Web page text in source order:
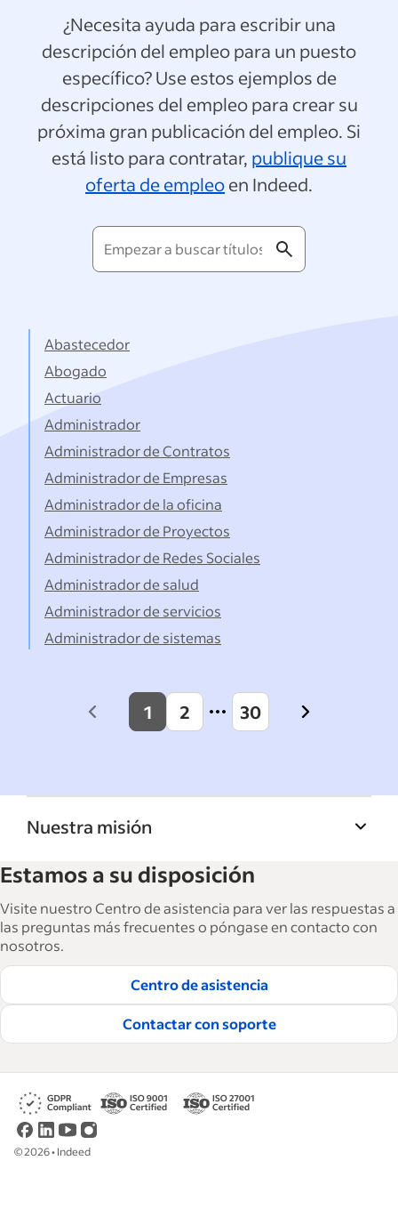
¿Necesita ayuda para escribir una
descripción del empleo para un puesto
específico? Use estos ejemplos de
descripciones del empleo para crear su
próxima gran publicación del empleo. Si
está listo para contratar, publique su
oferta de empleoen Indeed.
Empezar
a
Abastecedor
Abogado
Actuario
Administrador
Administrador de Contratos
Administrador de Empresas
Administrador de la oficina
Administrador de Proyectos
Administrador de Redes Sociales
Administrador de salud
Administrador de servicios
Administrador de sistemas
Previous
1 2 30
Next
Nuestra misión
Indeed ayuda a las empresas a hacer crecer y
gestionar su fuerza laboral. Con más de
15,000 artículos en 6 idiomas, ofrecemos
consejos tácticos, procedimientos y mejores
prácticas para ayudar a las empresas a
contratar y retener a los mejores empleados.
Lea nuestras guías editoriales
Estamos a su disposición
Visite nuestro Centro de asistencia para ver las respuestas a
las preguntas más frecuentes o póngase en contacto con
nosotros.
Centro de asistencia
Contactar con soporte
©2026• Indeed